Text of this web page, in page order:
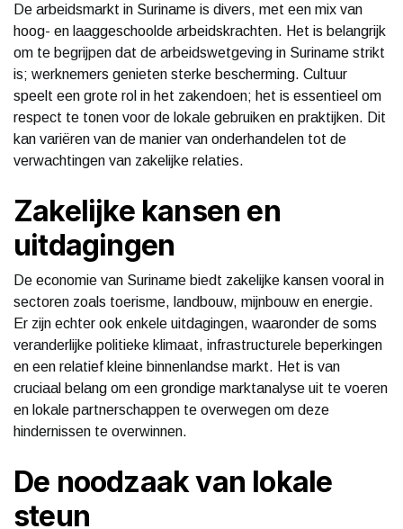
De arbeidsmarkt in Suriname is divers, met een mix van
hoog- en laaggeschoolde arbeidskrachten. Het is belangrijk
om te begrijpen dat de arbeidswetgeving in Suriname strikt
is; werknemers genieten sterke bescherming. Cultuur
speelt een grote rol in het zakendoen; het is essentieel om
respect te tonen voor de lokale gebruiken en praktijken. Dit
kan variëren van de manier van onderhandelen tot de
verwachtingen van zakelijke relaties.
Zakelijke kansen en
uitdagingen
De economie van Suriname biedt zakelijke kansen vooral in
sectoren zoals toerisme, landbouw, mijnbouw en energie.
Er zijn echter ook enkele uitdagingen, waaronder de soms
veranderlijke politieke klimaat, infrastructurele beperkingen
en een relatief kleine binnenlandse markt. Het is van
cruciaal belang om een grondige marktanalyse uit te voeren
en lokale partnerschappen te overwegen om deze
hindernissen te overwinnen.
De noodzaak van lokale
steun